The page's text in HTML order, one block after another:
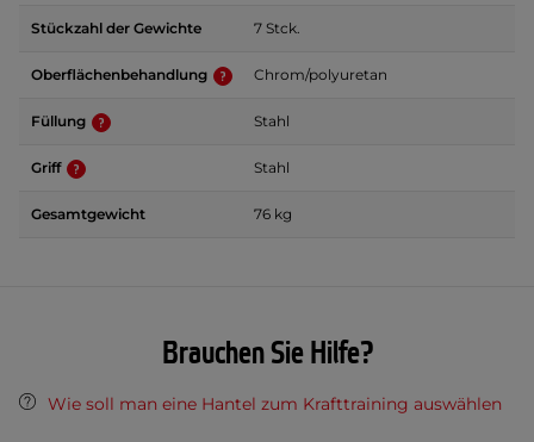
Stückzahl der Gewichte 7 Stck.
Oberflächenbehandlung Chrom/polyuretan
Füllung Stahl
Griff Stahl
Gesamtgewicht 76 kg
Brauchen Sie Hilfe?
Wie soll man eine Hantel zum Krafttraining auswählen